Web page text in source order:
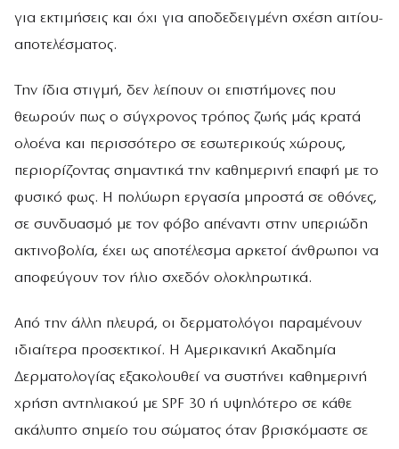
για εκτιμήσεις και όχι για αποδεδειγμένη σχέση αιτίου-
αποτελέσματος.
Την ίδια στιγμή, δεν λείπουν οι επιστήμονες που
θεωρούν πως ο σύγχρονος τρόπος ζωής μάς κρατά
ολοένα και περισσότερο σε εσωτερικούς χώρους,
περιορίζοντας σημαντικά την καθημερινή επαφή με το
φυσικό φως. Η πολύωρη εργασία μπροστά σε οθόνες,
σε συνδυασμό με τον φόβο απέναντι στην υπεριώδη
ακτινοβολία, έχει ως αποτέλεσμα αρκετοί άνθρωποι να
αποφεύγουν τον ήλιο σχεδόν ολοκληρωτικά.
Από την άλλη πλευρά, οι δερματολόγοι παραμένουν
ιδιαίτερα προσεκτικοί. Η Αμερικανική Ακαδημία
Δερματολογίας εξακολουθεί να συστήνει καθημερινή
χρήση αντηλιακού με SPF 30 ή υψηλότερο σε κάθε
ακάλυπτο σημείο του σώματος όταν βρισκόμαστε σε